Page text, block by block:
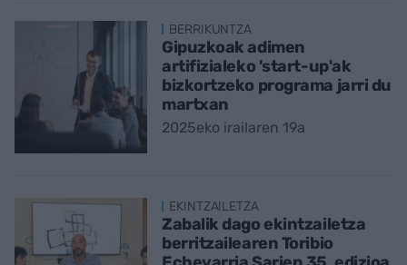
BERRIKUNTZA
Gipuzkoak adimen
artifizialeko 'start-up'ak
bizkortzeko programa jarri du
martxan
2025eko irailaren 19a
EKINTZAILETZA
Zabalik dago ekintzailetza
berritzailearen Toribio